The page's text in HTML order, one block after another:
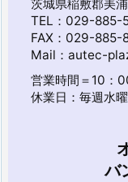
茨城県稲敷郡美
TEL：029-885-
FAX：029-885-
Mail：autec-
営業時間＝10：
休業日：毎週水
バ